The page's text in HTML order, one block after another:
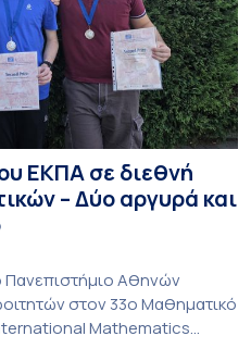
ΕΚΠΑ σε διεθνή
– Δύο αργυρά και
Πανεπιστήμιο Αθηνών
στον 33ο Μαθηματικό
Mathematics